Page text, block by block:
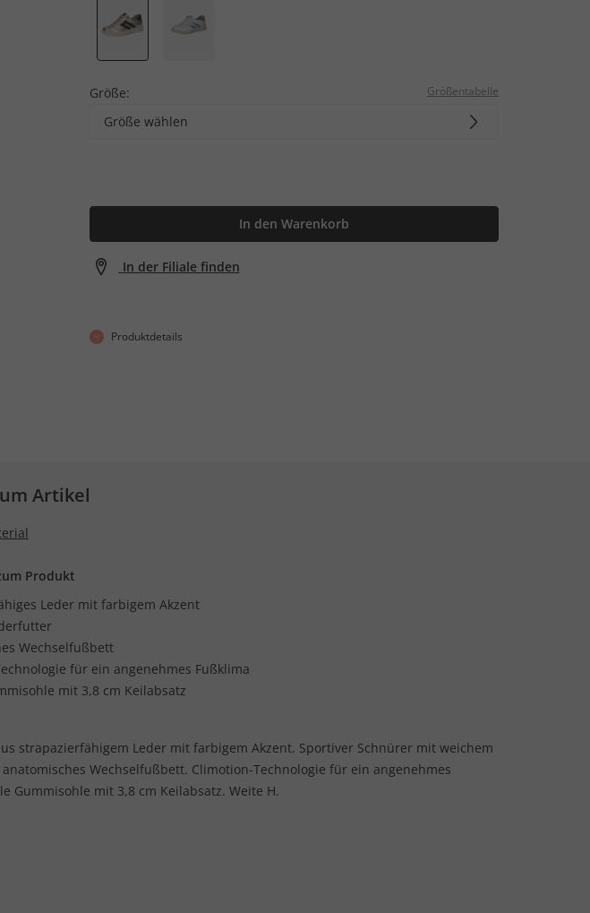
Größe: Größentabelle
Größe wählen
In den Warenkorb
In der Filiale finden
Produktdetails
Artikel
Produkt
Leder mit farbigem Akzent
Wechselfußbett
für ein angenehmes Fußklima
mit 3,8 cm Keilabsatz
strapazierfähigem Leder mit farbigem Akzent. Sportiver Schnürer mit weichem
Wechselfußbett. Climotion-Technologie für ein angenehmes
Gummisohle mit 3,8 cm Keilabsatz. Weite H.